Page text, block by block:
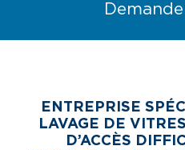
ENTREPRISE
LAVAGE DE
D’ACCÈS